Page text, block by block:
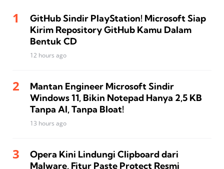
GitHub Sindir PlayStation! Microsoft Siap
Kirim Repository GitHub Kamu Dalam
Bentuk CD
12 hours ago
Mantan Engineer Microsoft Sindir
Windows 11, Bikin Notepad Hanya 2,5 KB
Tanpa AI, Tanpa Bloat!
13 hours ago
Opera Kini Lindungi Clipboard dari
Malware, Fitur Paste Protect Resmi